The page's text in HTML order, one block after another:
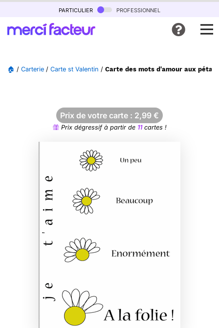
particulier professionnel
🏠 / Carterie / Carte st Valentin / Carte des mots d'amour aux
Prix de votre carte : 2,99 €
Prix dégressif à partir de 11cartes !